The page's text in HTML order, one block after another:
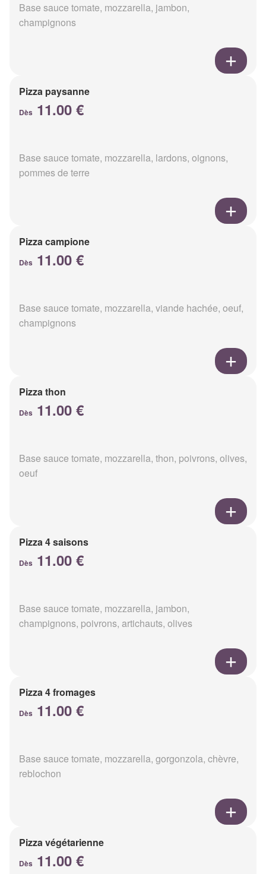
Base sauce tomate, mozzarella, jambon,
champignons
Pizza paysanne
Dès 11.00 €
Base sauce tomate, mozzarella, lardons, oignons,
pommes de terre
Pizza campione
Dès 11.00 €
Base sauce tomate, mozzarella, viande hachée, oeuf,
champignons
Pizza thon
Dès 11.00 €
Base sauce tomate, mozzarella, thon, poivrons, olives,
oeuf
Pizza 4 saisons
Dès 11.00 €
Base sauce tomate, mozzarella, jambon,
champignons, poivrons, artichauts, olives
Pizza 4 fromages
Dès 11.00 €
Base sauce tomate, mozzarella, gorgonzola, chèvre,
reblochon
Pizza végétarienne
Dès 11.00 €